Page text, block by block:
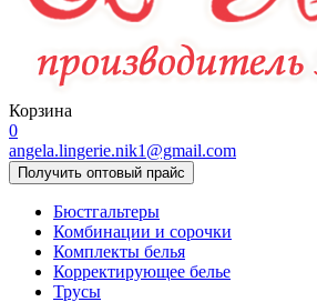
Корзина
0
angela.lingerie.nik1@gmail.com
Получить оптовый прайс
Бюстгальтеры
Комбинации и сорочки
Комплекты белья
Корректирующее белье
Трусы